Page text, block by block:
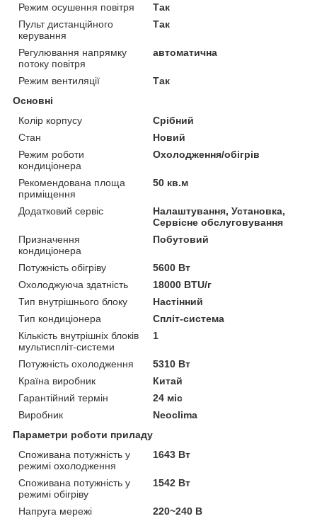
Режим осушення повітря
Так
Пульт дистанційного
керування
Так
Регулювання напрямку
потоку повітря
автоматична
Режим вентиляції
Так
Основні
Колір корпусу
Срібний
Стан
Новий
Режим роботи
кондиціонера
Охолодження/обігрів
Рекомендована площа
приміщення
50 кв.м
Додатковий сервіс
Налаштування, Установка,
Сервісне обслуговування
Призначення
кондиціонера
Побутовий
Потужність обігріву
5600 Вт
Охолоджуюча здатність
18000 BTU/г
Тип внутрішнього блоку
Настінний
Тип кондиціонера
Спліт-система
Кількість внутрішніх блоків
мультиспліт-системи
1
Потужність охолодження
5310 Вт
Країна виробник
Китай
Гарантійний термін
24 міс
Виробник
Neoclima
Параметри роботи приладу
Споживана потужність у
режимі охолодження
1643 Вт
Споживана потужність у
режимі обігріву
1542 Вт
Напруга мережі
220~240 В